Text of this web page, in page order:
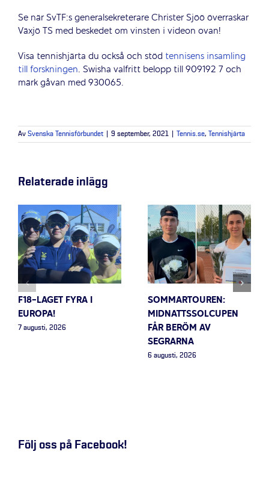
Se när SvTF:s generalsekreterare Christer Sjöö överraskar
Växjö TS med beskedet om vinsten i videon ovan!
Visa tennishjärta du också och stöd tennisens insamling
till forskningen. Swisha valfritt belopp till 909192 7 och
märk gåvan med 930065.
Av Svenska Tennisförbundet 9 september, 2021 Tennis.se, Tennishjärta
Relaterade inlägg
F18-LAGET FYRA I
EUROPA!
7 augusti, 2026
SOMMARTOUREN:
MIDNATTSSOLCUPEN
FÅR BERÖM AV
SEGRARNA
6 augusti, 2026
Följ oss på Facebook!